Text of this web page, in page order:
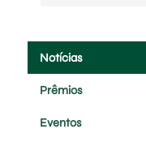
Notícias
Prêmios
Eventos